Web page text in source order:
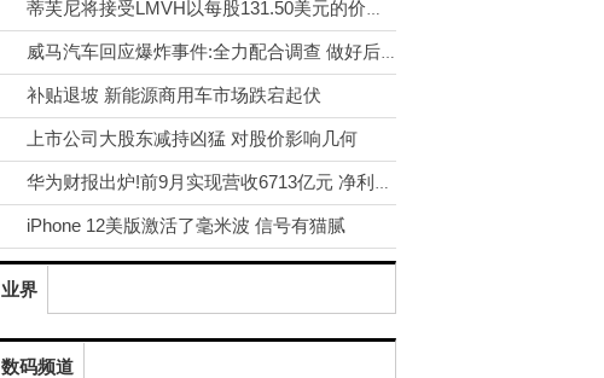
蒂芙尼将接受LMVH以每股131.50美元的价格收购
威马汽车回应爆炸事件:全力配合调查 做好后续事宜
补贴退坡 新能源商用车市场跌宕起伏
上市公司大股东减持凶猛 对股价影响几何
华为财报出炉!前9月实现营收6713亿元 净利润率8.0%
iPhone 12美版激活了毫米波 信号有猫腻
业界
数码频道